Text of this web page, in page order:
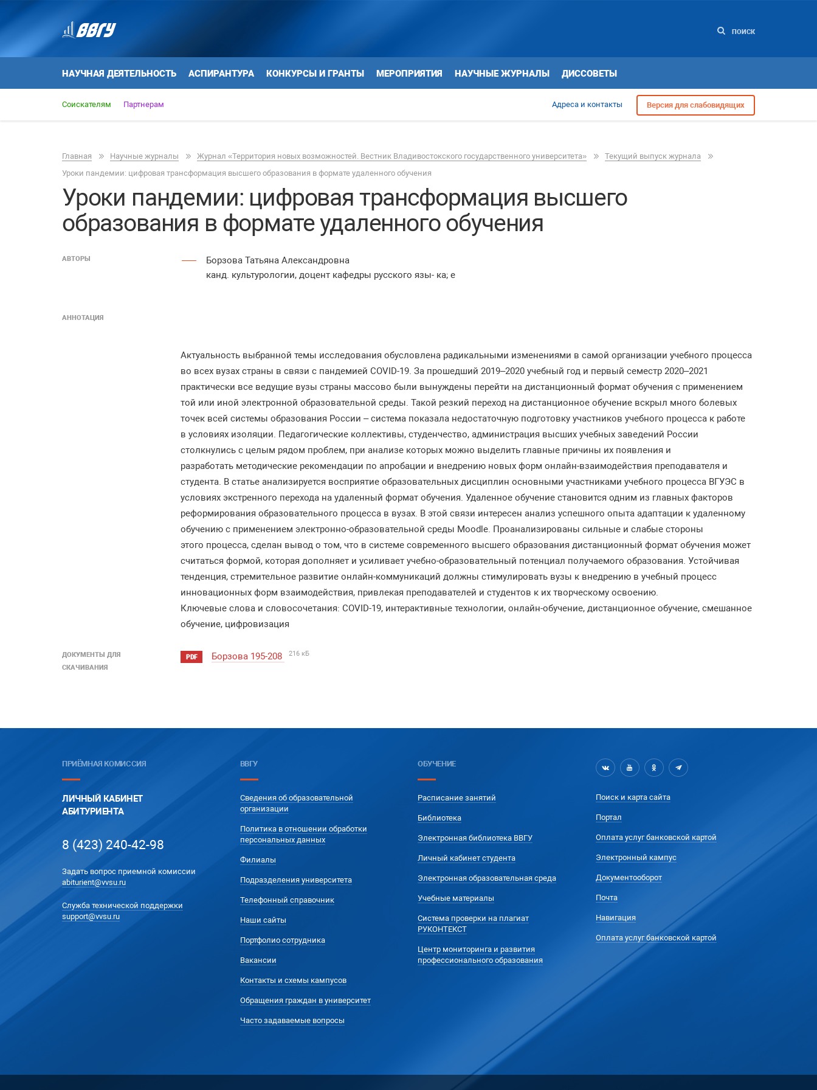
ПОИСК
НАУЧНАЯ ДЕЯТЕЛЬНОСТЬ АСПИРАНТУРА КОНКУРСЫ И ГРАНТЫ МЕРОПРИЯТИЯ НАУЧНЫЕ ЖУРНАЛЫ ДИССОВЕТЫ
Соискателям Партнерам Адреса и контакты Версия для слабовидящих
Главная Научные журналы Журнал «Территория новых возможностей. Вестник Владивостокского государственного университета»
Текущий выпуск журнала
Уроки пандемии: цифровая трансформация высшего образования в формате удаленного обучения
Уроки пандемии: цифровая трансформация высшего
образования в формате удаленного обучения
АВТОРЫ
Борзова Татьяна Александровна
канд. культурологии, доцент кафедры русского язы- ка; e
АННОТАЦИЯ
Актуальность выбранной темы исследования обусловлена радикальными изменениями в самой организации учебного процесса
во всех вузах страны в связи с пандемией COVID-19. За прошедший 2019–2020 учебный год и первый семестр 2020–2021
практически все ведущие вузы страны массово были вынуждены перейти на дистанционный формат обучения с применением
той или иной электронной образовательной среды. Такой резкий переход на дистанционное обучение вскрыл много болевых
точек всей системы образования России – система показала недостаточную подготовку участников учебного процесса к работе
в условиях изоляции. Педагогические коллективы, студенчество, администрация высших учебных заведений России
столкнулись с целым рядом проблем, при анализе которых можно выделить главные причины их появления и
разработать методические рекомендации по апробации и внедрению новых форм онлайн-взаимодействия преподавателя и
студента. В статье анализируется восприятие образовательных дисциплин основными участниками учебного процесса ВГУЭС в
условиях экстренного перехода на удаленный формат обучения. Удаленное обучение становится одним из главных факторов
реформирования образовательного процесса в вузах. В этой связи интересен анализ успешного опыта адаптации к удаленному
обучению с применением электронно-образовательной среды Moodle. Проанализированы сильные и слабые стороны
этого процесса, сделан вывод о том, что в системе современного высшего образования дистанционный формат обучения может
считаться формой, которая дополняет и усиливает учебно-образовательный потенциал получаемого образования. Устойчивая
тенденция, стремительное развитие онлайн-коммуникаций должны стимулировать вузы к внедрению в учебный процесс
инновационных форм взаимодействия, привлекая преподавателей и студентов к их творческому освоению.
Ключевые слова и словосочетания: COVID-19, интерактивные технологии, онлайн-обучение, дистанционное обучение, смешанное
обучение, цифровизация
ДОКУМЕНТЫ ДЛЯ
СКАЧИВАНИЯ
PDF Борзова 195-208 216 кБ
ПРИЁМНАЯ КОМИССИЯ
ЛИЧНЫЙ КАБИНЕТ
АБИТУРИЕНТА
8 (423) 240-42-98
Задать вопрос приемной комиссии
abiturient@vvsu.ru
Служба технической поддержки
support@vvsu.ru
ВВГУ
Сведения об образовательной
организации
Политика в отношении обработки
персональных данных
Филиалы
Подразделения университета
Телефонный справочник
Наши сайты
Портфолио сотрудника
Вакансии
Контакты и схемы кампусов
Обращения граждан в университет
Часто задаваемые вопросы
ОБУЧЕНИЕ
Расписание занятий
Библиотека
Электронная библиотека ВВГУ
Личный кабинет студента
Электронная образовательная среда
Учебные материалы
Система проверки на плагиат
РУКОНТЕКСТ
Центр мониторинга и развития
профессионального образования
Поиск и карта сайта
Портал
Оплата услуг банковской картой
Электронный кампус
Документооборот
Почта
Навигация
Оплата услуг банковской картой